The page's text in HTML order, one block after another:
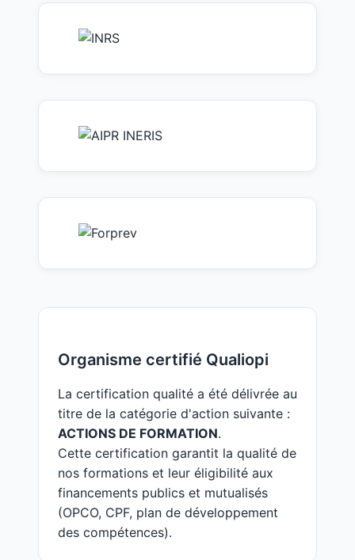
Organisme certifié Qualiopi
La certification qualité a été délivrée au
titre de la catégorie d'action suivante :
ACTIONS DE FORMATION.
Cette certification garantit la qualité de
nos formations et leur éligibilité aux
financements publics et mutualisés
(OPCO, CPF, plan de développement
des compétences).